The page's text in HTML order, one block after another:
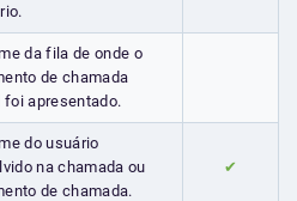
da fila de onde o
de chamada
foi apresentado.
do usuário
na chamada ou
de chamada.
✔